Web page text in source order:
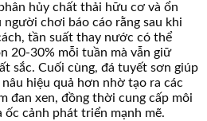
hủy chất thải hữu cơ và ổn
chơi báo cáo rằng sau khi
tần suất thay nước có thể
20-30% mỗi tuần mà vẫn giữ
sắc. Cuối cùng, đá tuyết sơn giúp
hiệu quả hơn nhờ tạo ra các
đan xen, đồng thời cung cấp môi
cảnh phát triển mạnh mẽ.